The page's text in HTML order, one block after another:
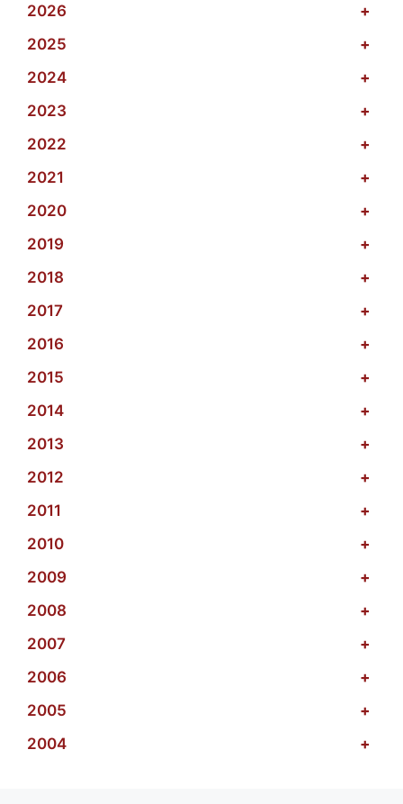
2026
+
2025
+
2024
+
2023
+
2022
+
2021
+
2020
+
2019
+
2018
+
2017
+
2016
+
2015
+
2014
+
2013
+
2012
+
2011
+
2010
+
2009
+
2008
+
2007
+
2006
+
2005
+
2004
+